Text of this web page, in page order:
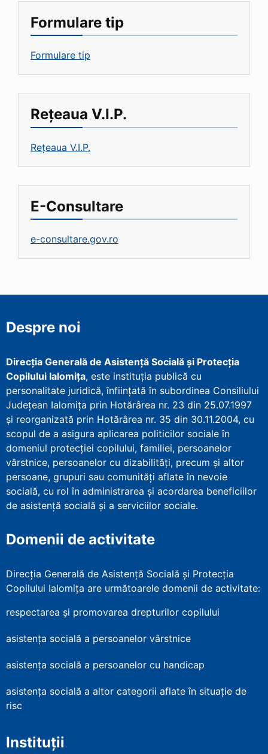
Formulare tip
Formulare tip
Rețeaua V.I.P.
Rețeaua V.I.P.
E-Consultare
e-consultare.gov.ro
Despre noi
Direcţia Generală de Asistenţă Socială şi Protecţia
Copilului Ialomița, este instituţia publică cu
personalitate juridică, înfiinţată în subordinea Consiliului
Județean Ialomița prin Hotărârea nr. 23 din 25.07.1997
şi reorganizată prin Hotărârea nr. 35 din 30.11.2004, cu
scopul de a asigura aplicarea politicilor sociale în
domeniul protecţiei copilului, familiei, persoanelor
vârstnice, persoanelor cu dizabilităţi, precum şi altor
persoane, grupuri sau comunităţi aflate în nevoie
socială, cu rol în administrarea şi acordarea beneficiilor
de asistenţă socială şi a serviciilor sociale.
Domenii de activitate
Direcția Generală de Asistență Socială și Protecția
Copilului Ialomița are următoarele domenii de activitate:
respectarea și promovarea drepturilor copilului
asistența socială a persoanelor vârstnice
asistența socială a persoanelor cu handicap
asistența socială a altor categorii aflate în situație de
risc
Instituții